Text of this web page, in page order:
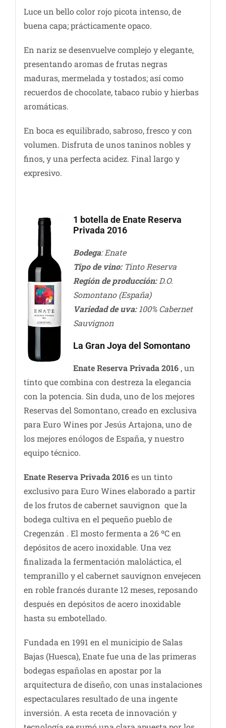
Luce un bello color rojo picota intenso, de
buena capa; prácticamente opaco.
En nariz se desenvuelve complejo y elegante,
presentando aromas de frutas negras
maduras, mermelada y tostados; así como
recuerdos de chocolate, tabaco rubio y hierbas
aromáticas.
En boca es equilibrado, sabroso, fresco y con
volumen. Disfruta de unos taninos nobles y
finos, y una perfecta acidez. Final largo y
expresivo.
1 botella de Enate Reserva
Privada 2016
Bodega: Enate
Tipo de vino:Tinto Reserva
Región de producción:D.O.
Somontano (España)
Variedad de uva:100% Cabernet
Sauvignon
La Gran Joya del Somontano
Enate Reserva Privada 2016, un
tinto que combina con destreza la elegancia
con la potencia. Sin duda, uno de los mejores
Reservas del Somontano, creado en exclusiva
para Euro Wines por Jesús Artajona, uno de
los mejores enólogos de España, y nuestro
equipo técnico.
Enate Reserva Privada 2016es un tinto
exclusivo para Euro Wines elaborado a partir
de los frutos de cabernet sauvignon que la
bodega cultiva en el pequeño pueblo de
Cregenzán . El mosto fermenta a 26 ºC en
depósitos de acero inoxidable. Una vez
finalizada la fermentación maloláctica, el
tempranillo y el cabernet sauvignon envejecen
en roble francés durante 12 meses, reposando
después en depósitos de acero inoxidable
hasta su embotellado.
Fundada en 1991 en el municipio de Salas
Bajas (Huesca), Enate fue una de las primeras
bodegas españolas en apostar por la
arquitectura de diseño, con unas instalaciones
espectaculares resultado de una ingente
inversión. A esta receta de innovación y